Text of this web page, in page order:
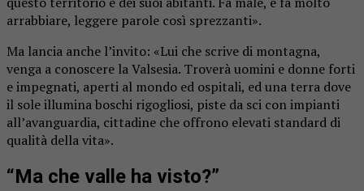
arrabbiare, leggere parole così sprezzanti».
Ma lancia anche l’invito: «Lui che scrive di montagna,
venga a conoscere la Valsesia. Troverà uomini e donne forti
e impegnati, aperti al mondo ed ospitali, ed una terra dove
il sole illumina boschi rigogliosi, piste da sci con impianti
all’avanguardia, cittadine che offrono elevati standard di
qualità della vita».
“Ma che valle ha visto?”